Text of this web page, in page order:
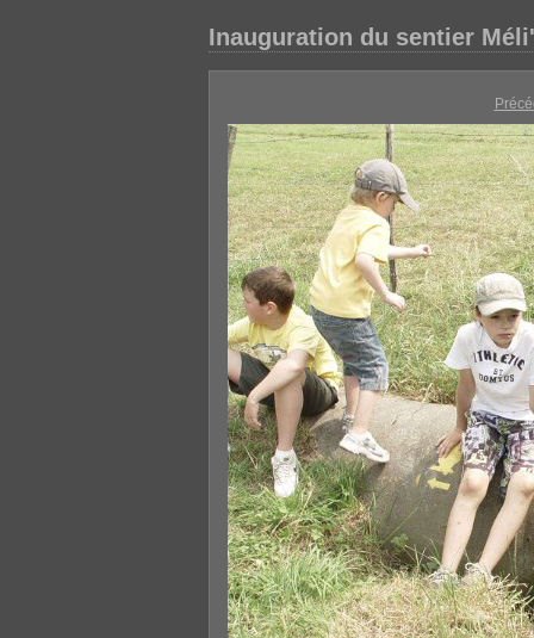
Inauguration du sentier